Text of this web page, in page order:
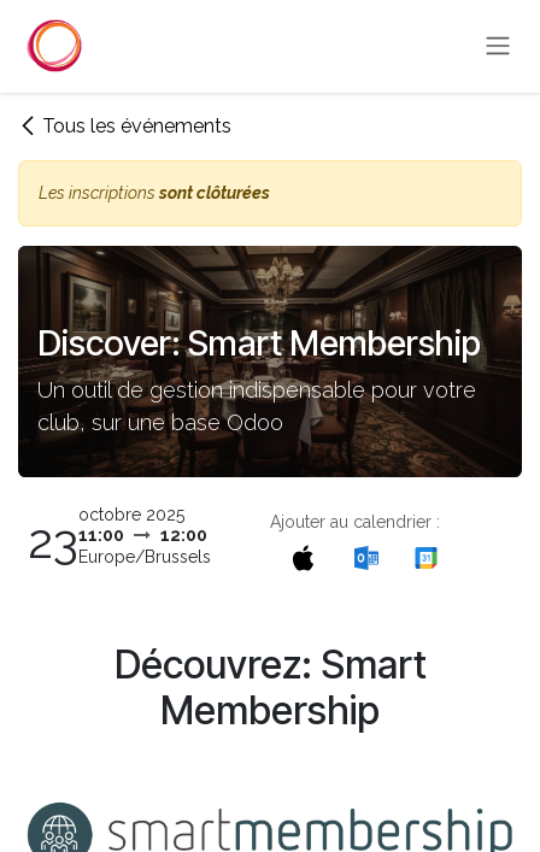
Tous les événements
Les inscriptionssont clôturées
Discover: Smart Membership
Un outil de gestion indispensable pour votre
club, sur une base Odoo
23octobre 2025
11:00
12:00
Europe/Brussels
Ajouter au calendrier :
Découvrez: Smart
Membership